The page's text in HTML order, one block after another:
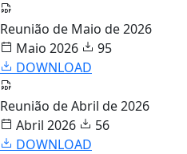
Reunião de Maio de 2026
Maio 2026
95
DOWNLOAD
Reunião de Abril de 2026
Abril 2026
56
DOWNLOAD